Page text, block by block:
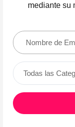
mediante su